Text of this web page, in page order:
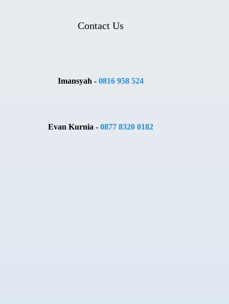
Contact Us
Imansyah -0816 958 524
Evan Kurnia -0877 8320 0182